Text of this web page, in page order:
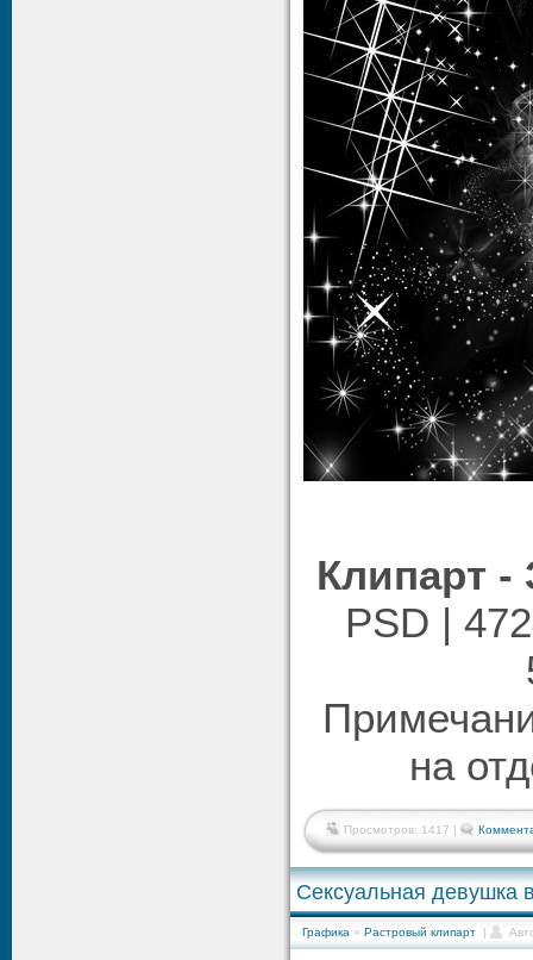
Клипарт -
PSD |
на
Просмотров: 1417 |
Сексуальная девушка
Графика » Растровый клипарт |